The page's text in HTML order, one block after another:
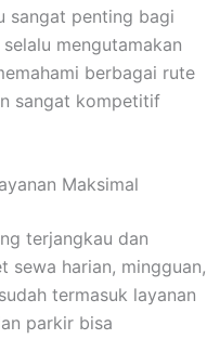
sangat penting bagi
selalu mengutamakan
berbagai rute
sangat kompetitif
Maksimal
terjangkau dan
sewa harian, mingguan,
termasuk layanan
parkir bisa